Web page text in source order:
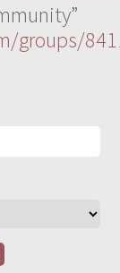
groups/